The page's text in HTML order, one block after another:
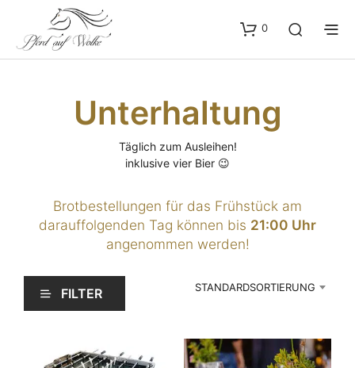
0
Unterhaltung
Täglich zum Ausleihen!
inklusive vier Bier 😉
Brotbestellungen für das Frühstück am
darauffolgenden Tag können bis 21:00 Uhr
angenommen werden!
FILTER STANDARDSORTIERUNG